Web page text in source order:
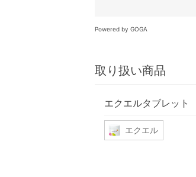
Powered by GOGA
取り扱い商品
エクエルタブレット
エクエル